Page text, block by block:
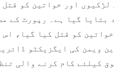
میں عورتوں کے قتل کی شرح روزانہ اوسطاً 140 ہے
جانب خواتین کے مقابلے میں مردوں کو قتل کیے جانے کا امکان
خاندان کے ہاتھوں قتل کی جانے والی خواتین کی تعداد سب سے زیادہ
ویمن کی ایگزیکٹو
کیلئے کام کرنے والی